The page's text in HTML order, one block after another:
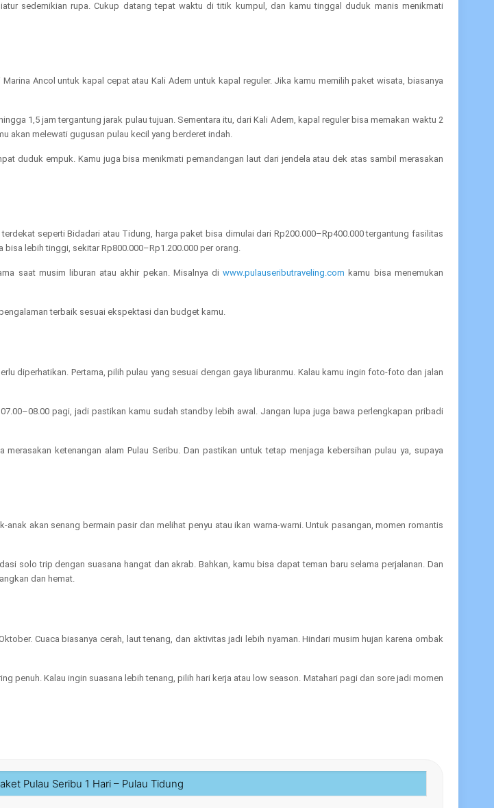
sedemikian rupa. Cukup datang tepat waktu di titik kumpul, dan kamu tinggal duduk manis menikmati
Ancol untuk kapal cepat atau Kali Adem untuk kapal reguler. Jika kamu memilih paket wisata, biasanya
1,5 jam tergantung jarak pulau tujuan. Sementara itu, dari Kali Adem, kapal reguler bisa memakan waktu 2
akan melewati gugusan pulau kecil yang berderet indah.
duduk empuk. Kamu juga bisa menikmati pemandangan laut dari jendela atau dek atas sambil merasakan
seperti Bidadari atau Tidung, harga paket bisa dimulai dari Rp200.000–Rp400.000 tergantung fasilitas
lebih tinggi, sekitar Rp800.000–Rp1.200.000 per orang.
saat musim liburan atau akhir pekan. Misalnya diwww.pulauseributraveling.com kamu bisa menemukan
terbaik sesuai ekspektasi dan budget kamu.
diperhatikan. Pertama, pilih pulau yang sesuai dengan gaya liburanmu. Kalau kamu ingin foto-foto dan jalan
pagi, jadi pastikan kamu sudah standby lebih awal. Jangan lupa juga bawa perlengkapan pribadi
ketenangan alam Pulau Seribu. Dan pastikan untuk tetap menjaga kebersihan pulau ya, supaya
akan senang bermain pasir dan melihat penyu atau ikan warna-warni. Untuk pasangan, momen romantis
solo trip dengan suasana hangat dan akrab. Bahkan, kamu bisa dapat teman baru selama perjalanan. Dan
dan hemat.
Cuaca biasanya cerah, laut tenang, dan aktivitas jadi lebih nyaman. Hindari musim hujan karena ombak
penuh. Kalau ingin suasana lebih tenang, pilih hari kerja atau low season. Matahari pagi dan sore jadi momen
Pulau Seribu 1 Hari – Pulau Tidung